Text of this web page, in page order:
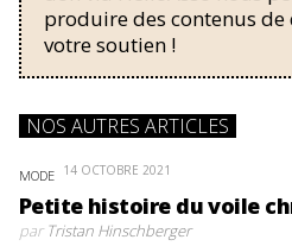
produire des contenus
votre soutien !
NOS AUTRES ARTICLES
MODE 14 OCTOBRE 2021
Petite histoire du voile
parTristan Hinschberger